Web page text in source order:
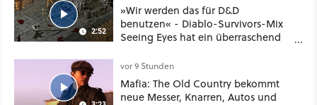
2:52
»Wir werden das für D&D
benutzen« - Diablo-Survivors-Mix
Seeing Eyes hat ein überraschend
vor 9 Stunden
Mafia: The Old Country bekommt
neue Messer, Knarren, Autos und